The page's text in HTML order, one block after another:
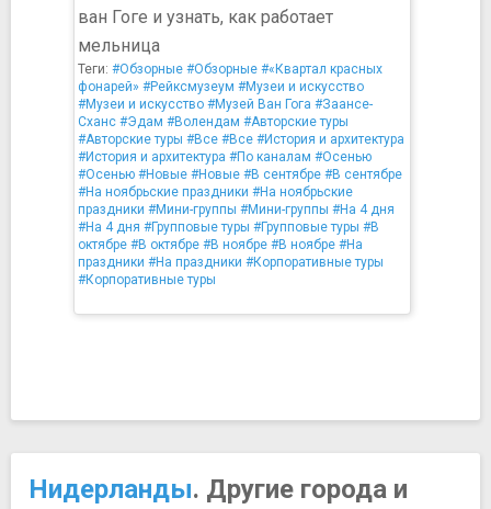
ван Гоге и узнать, как работает
мельница
Теги: #Обзорные #Обзорные #«Квартал красных
фонарей» #Рейксмузеум #Музеи и искусство
#Музеи и искусство #Музей Ван Гога #Заансе-
Сханс #Эдам #Волендам #Авторские туры
#Авторские туры #Все #Все #История и архитектура
#История и архитектура #По каналам #Осенью
#Осенью #Новые #Новые #В сентябре #В сентябре
#На ноябрьские праздники #На ноябрьские
праздники #Мини-группы #Мини-группы #На 4 дня
#На 4 дня #Групповые туры #Групповые туры #В
октябре #В октябре #В ноябре #В ноябре #На
праздники #На праздники #Корпоративные туры
#Корпоративные туры
Нидерланды. Другие города и